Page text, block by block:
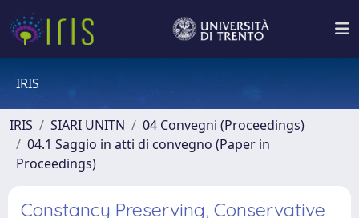
IRIS
IRIS SIARI UNITN
04 Convegni (Proceedings)
04.1 Saggio in atti di convegno (Paper in
Proceedings)
Constancy Preserving, Conservative